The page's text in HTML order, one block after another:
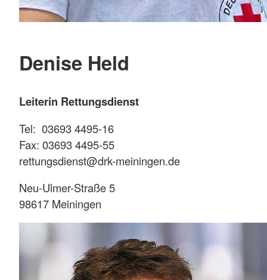
Denise Held
Leiterin Rettungsdienst
Tel: 03693 4495-16
Fax: 03693 4495-55
rettungsdienst@drk-meiningen.de
Neu-Ulmer-Straße 5
98617 Meiningen